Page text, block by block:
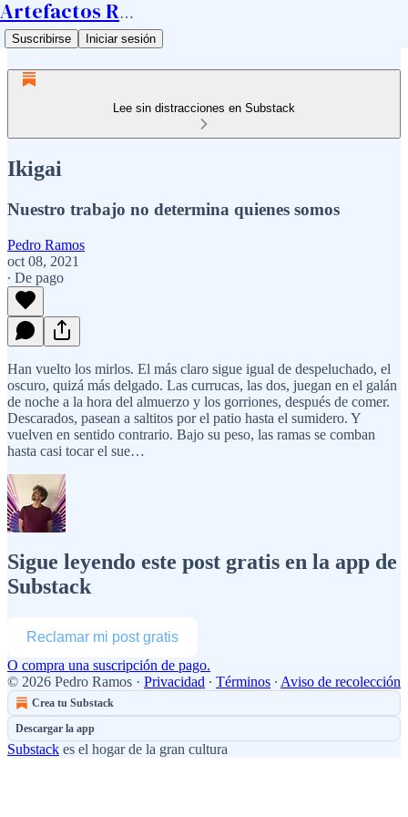
Artefactos Ramos
Suscribirse Iniciar sesión
Lee sin distracciones en Substack
Ikigai
Nuestro trabajo no determina quienes somos
Pedro Ramos
oct 08, 2021
∙ De pago
Han vuelto los mirlos. El más claro sigue igual de despeluchado, el
oscuro, quizá más delgado. Las currucas, las dos, juegan en el galán
de noche a la hora del almuerzo y los gorriones, después de comer.
Descarados, pasean a saltitos por el patio hasta el sumidero. Y
vuelven en sentido contrario. Bajo su peso, las ramas se comban
hasta casi tocar el sue…
Sigue leyendo este post gratis en la app de
Substack
Reclamar mi post gratis
O compra una suscripción de pago.
© 2026 Pedro Ramos · Privacidad ∙ Términos ∙ Aviso de recolección
Crea tu Substack
Descargar la app
Substack es el hogar de la gran cultura